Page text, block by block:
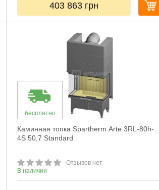
403 863 грн
бесплатно
Каминная топка Spartherm Arte 3RL-80h-
4S 50,7 Standard
Отзывов нет
В наличии